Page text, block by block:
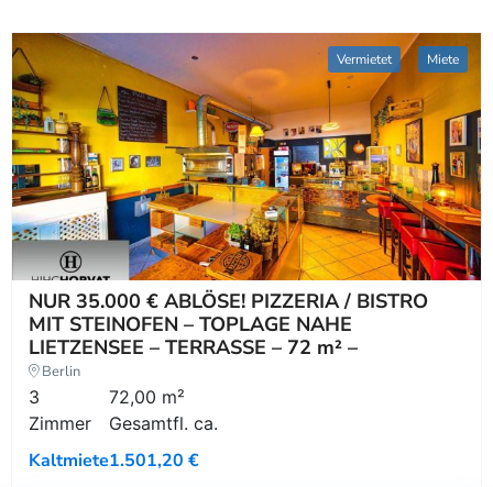
Vermietet Miete
NUR 35.000 € ABLÖSE! PIZZERIA / BISTRO
MIT STEINOFEN – TOPLAGE NAHE
LIETZENSEE – TERRASSE – 72 m² –
Berlin
3
Zimmer
72,00 m²
Gesamtfl. ca.
Kaltmiete1.501,20 €